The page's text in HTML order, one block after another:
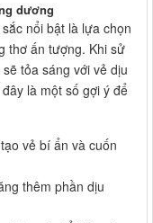
dương
nổi bật là lựa chọn
thơ ấn tượng. Khi sử
tỏa sáng với vẻ dịu
là một số gợi ý để
vẻ bí ẩn và cuốn
thêm phần dịu